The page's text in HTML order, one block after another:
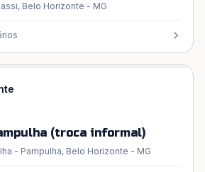
Belo Horizonte - MG
(troca informal)
- Pampulha, Belo Horizonte - MG